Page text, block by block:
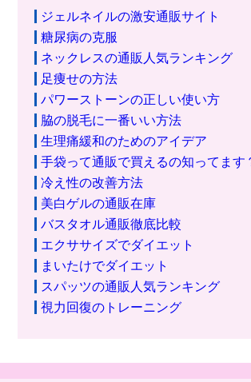
ジェルネイルの激安通販サイト
糖尿病の克服
ネックレスの通販人気ランキング
足痩せの方法
パワーストーンの正しい使い方
脇の脱毛に一番いい方法
生理痛緩和のためのアイデア
手袋って通販で買えるの知ってます
冷え性の改善方法
美白ゲルの通販在庫
バスタオル通販徹底比較
エクササイズでダイエット
まいたけでダイエット
スパッツの通販人気ランキング
視力回復のトレーニング